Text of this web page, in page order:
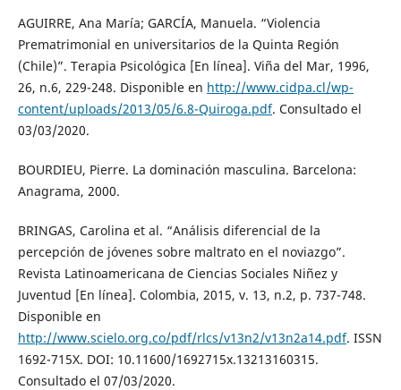
AGUIRRE, Ana María; GARCÍA, Manuela. “Violencia
Prematrimonial en universitarios de la Quinta Región
(Chile)”. Terapia Psicológica [En línea]. Viña del Mar, 1996,
26, n.6, 229-248. Disponible en http://www.cidpa.cl/wp-
content/uploads/2013/05/6.8-Quiroga.pdf. Consultado el
03/03/2020.
BOURDIEU, Pierre. La dominación masculina. Barcelona:
Anagrama, 2000.
BRINGAS, Carolina et al. “Análisis diferencial de la
percepción de jóvenes sobre maltrato en el noviazgo”.
Revista Latinoamericana de Ciencias Sociales Niñez y
Juventud [En línea]. Colombia, 2015, v. 13, n.2, p. 737-748.
Disponible en
http://www.scielo.org.co/pdf/rlcs/v13n2/v13n2a14.pdf. ISSN
1692-715X. DOI: 10.11600/1692715x.13213160315.
Consultado el 07/03/2020.